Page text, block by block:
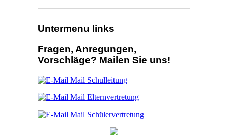
Untermenu links
Fragen, Anregungen,
Vorschläge? Mailen Sie uns!
Mail Schulleitung
Mail Elternvertretung
Mail Schülervertretung